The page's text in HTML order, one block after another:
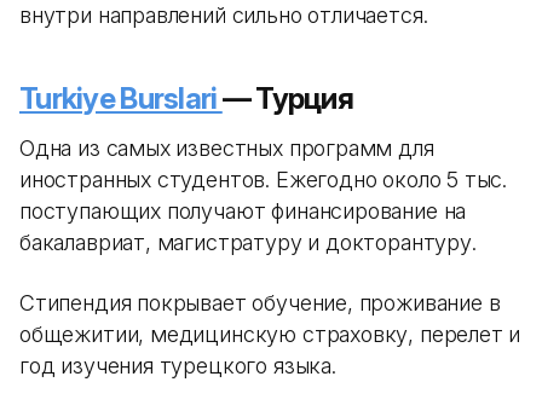
внутри направлений сильно отличается.
Turkiye Burslari— Турция
Одна из самых известных программ для
иностранных студентов. Ежегодно около 5 тыс.
поступающих получают финансирование на
бакалавриат, магистратуру и докторантуру.
Стипендия покрывает обучение, проживание в
общежитии, медицинскую страховку, перелет и
год изучения турецкого языка.